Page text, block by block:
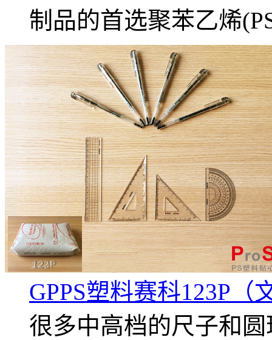
制品的首选聚苯乙烯
GPPS塑料赛科123P（
很多中高档的尺子和